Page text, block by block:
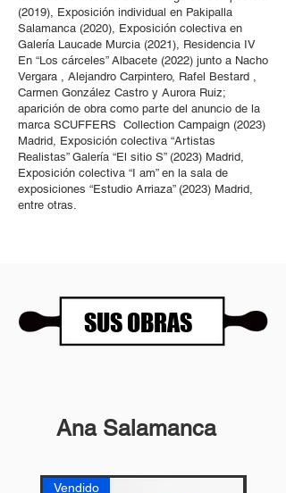
(2019), Exposición individual en Pakipalla
Salamanca (2020), Exposición colectiva en
Galería Laucade Murcia (2021), Residencia IV
En “Los cárceles” Albacete (2022) junto a Nacho
Vergara , Alejandro Carpintero, Rafel Bestard ,
Carmen González Castro y Aurora Ruiz;
aparición de obra como parte del anuncio de la
marca SCUFFERS Collection Campaign (2023)
Madrid, Exposición colectiva “Artistas
Realistas” Galería “El sitio S” (2023) Madrid,
Exposición colectiva “I am” en la sala de
exposiciones “Estudio Arriaza” (2023) Madrid,
entre otras.
SUS OBRAS
Ana Salamanca
Vendido